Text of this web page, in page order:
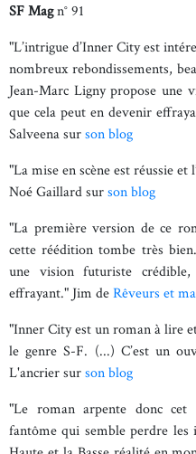
SF Magn° 91
"L’intrigue d’Inner City est
nombreux rebondissements,
Jean-Marc Ligny propose une
que cela peut en devenir
Salveena surson blog
"La mise en scène est réussie et
Noé Gaillard surson blog
"La première version de ce
cette réédition tombe très
une vision futuriste
effrayant." Jim deRêveurs et
"Inner City est un roman à lire
le genre S-F. (...) C’est un
L'ancrier surson blog
"Le roman arpente donc
fantôme qui semble perdre